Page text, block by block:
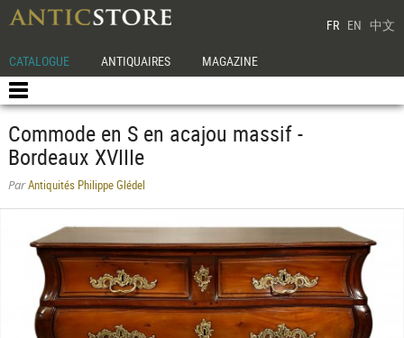
FR EN 中文
CATALOGUE ANTIQUAIRES MAGAZINE
Commode en S en acajou massif -
Bordeaux XVIIIe
ParAntiquités Philippe Glédel